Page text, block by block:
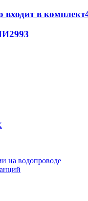
входит в комплект
2993
на водопроводе